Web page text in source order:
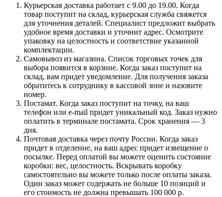
Курьерская доставка работает с 9.00 до 19.00. Когда
товар поступит на склад, курьерская служба свяжется
для уточнения деталей. Специалист предложит выбрать
удобное время доставки и уточнит адрес. Осмотрите
упаковку на целостность и соответствие указанной
комплектации.
Самовывоз из магазина. Список торговых точек для
выбора появится в корзине. Когда заказ поступит на
склад, вам придет уведомление. Для получения заказа
обратитесь к сотруднику в кассовой зоне и назовите
номер.
Постамат. Когда заказ поступит на точку, на ваш
телефон или e-mail придет уникальный код. Заказ нужно
оплатить в терминале постамата. Срок хранения — 3
дня.
Почтовая доставка через почту России. Когда заказ
придет в отделение, на ваш адрес придет извещение о
посылке. Перед оплатой вы можете оценить состояние
коробки: вес, целостность. Вскрывать коробку
самостоятельно вы можете только после оплаты заказа.
Один заказ может содержать не больше 10 позиций и
его стоимость не должна превышать 100 000 р.